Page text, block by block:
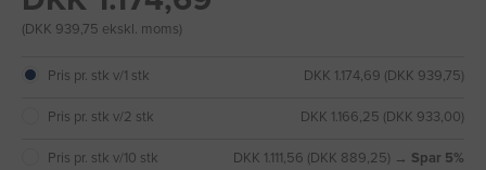
(DKK 939,75 ekskl. moms)
Pris pr. stk v/1 stk DKK 1.174,69 (DKK 939,75)
Pris pr. stk v/2 stk DKK 1.166,25 (DKK 933,00)
Pris pr. stk v/10 stk DKK 1.111,56 (DKK 889,25) → Spar 5%